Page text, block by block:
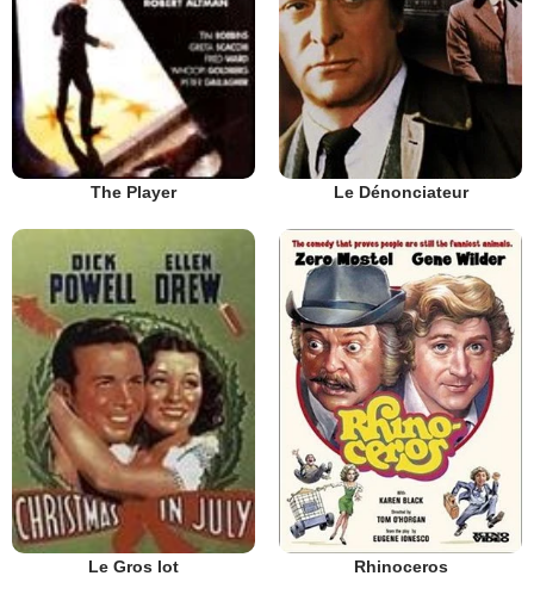
The Player Le Dénonciateur
Le Gros lot Rhinoceros